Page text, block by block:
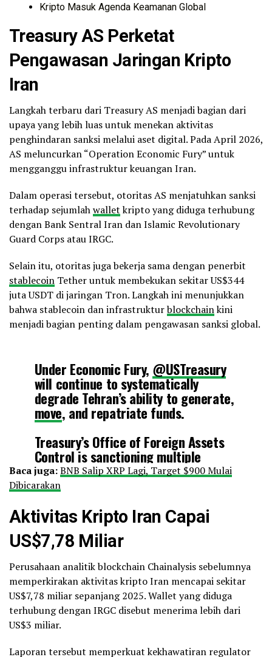
Kripto Masuk Agenda Keamanan Global
Treasury AS Perketat
Pengawasan Jaringan Kripto
Iran
Langkah terbaru dari Treasury AS menjadi bagian dari
upaya yang lebih luas untuk menekan aktivitas
penghindaran sanksi melalui aset digital. Pada April 2026,
AS meluncurkan “Operation Economic Fury” untuk
mengganggu infrastruktur keuangan Iran.
Dalam operasi tersebut, otoritas AS menjatuhkan sanksi
terhadap sejumlahwalletkripto yang diduga terhubung
dengan Bank Sentral Iran dan Islamic Revolutionary
Guard Corps atau IRGC.
Selain itu, otoritas juga bekerja sama dengan penerbit
stablecoin Tether untuk membekukan sekitar US$344
juta USDT di jaringan Tron. Langkah ini menunjukkan
bahwa stablecoin dan infrastrukturblockchainkini
menjadi bagian penting dalam pengawasan sanksi global.
Under Economic Fury, @USTreasury
will continue to systematically
degrade Tehran’s ability to generate,
move, and repatriate funds.
Treasury’s Office of Foreign Assets
Control is sanctioning multiple
wallets tied to Iran — resulting in
the freeze of $344 million in…
— Treasury Secretary Scott Bessent (@SecScottBessent)
Baca juga:BNB Salip XRP Lagi, Target $900 Mulai
Dibicarakan
Aktivitas Kripto Iran Capai
US$7,78 Miliar
Perusahaan analitik blockchain Chainalysis sebelumnya
memperkirakan aktivitas kripto Iran mencapai sekitar
US$7,78 miliar sepanjang 2025. Wallet yang diduga
terhubung dengan IRGC disebut menerima lebih dari
US$3 miliar.
Laporan tersebut memperkuat kekhawatiran regulator